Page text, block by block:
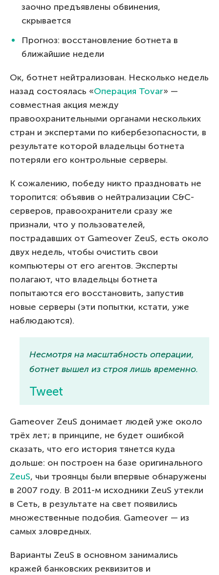
заочно предъявлены обвинения,
скрывается
Прогноз: восстановление ботнета в
ближайшие недели
Ок, ботнет нейтрализован. Несколько недель
назад состоялась «Операция Tovar» —
совместная акция между
правоохранительными органами нескольких
стран и экспертами по кибербезопасности, в
результате которой владельцы ботнета
потеряли его контрольные серверы.
К сожалению, победу никто праздновать не
торопится: объявив о нейтрализации C&C-
серверов, правоохранители сразу же
признали, что у пользователей,
пострадавших от Gameover ZeuS, есть около
двух недель, чтобы очистить свои
компьютеры от его агентов. Эксперты
полагают, что владельцы ботнета
попытаются его восстановить, запустив
новые серверы (эти попытки, кстати, уже
наблюдаются).
Несмотря на масштабность операции,
ботнет вышел из строя лишь временно.
Tweet
Gameover ZeuS донимает людей уже около
трёх лет; в принципе, не будет ошибкой
сказать, что его история тянется куда
дольше: он построен на базе оригинального
ZeuS, чьи троянцы были впервые обнаружены
в 2007 году. В 2011-м исходники ZeuS утекли
в Сеть, в результате на свет появились
множественные подобия. Gameover — из
самых зловредных.
Варианты ZeuS в основном занимались
кражей банковских реквизитов и